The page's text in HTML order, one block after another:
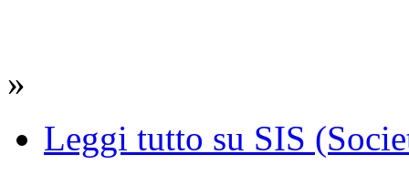
»
Leggi tutto su SIS